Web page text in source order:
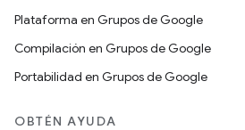
Plataforma en Grupos de Google
Compilación en Grupos de Google
Portabilidad en Grupos de Google
OBTÉN AYUDA